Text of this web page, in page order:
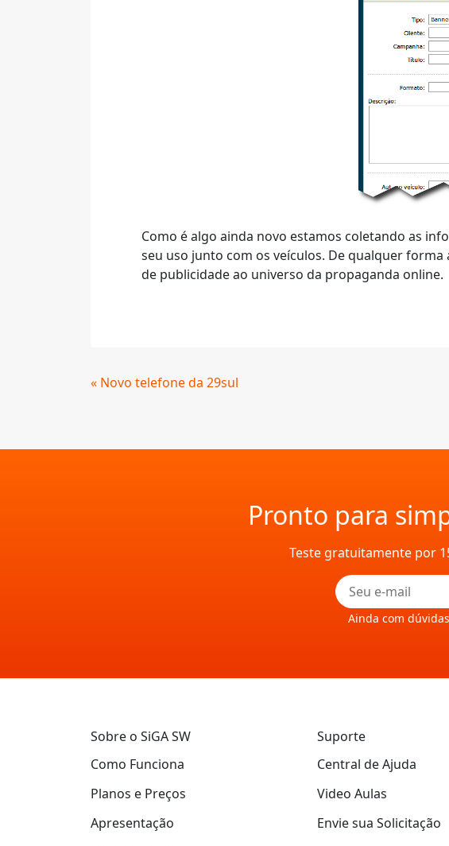
Como é algo ainda novo estamos coletando as
seu uso junto com os veículos. De qualquer
de publicidade ao universo da propaganda online.
Continue
« Novo telefone da 29sul
Pronto para
Teste gratuitamente por
Ainda com
Sobre o SiGA SW
Como Funciona
Planos e Preços
Apresentação
Suporte
Central de Ajuda
Video Aulas
Envie sua Solicitação